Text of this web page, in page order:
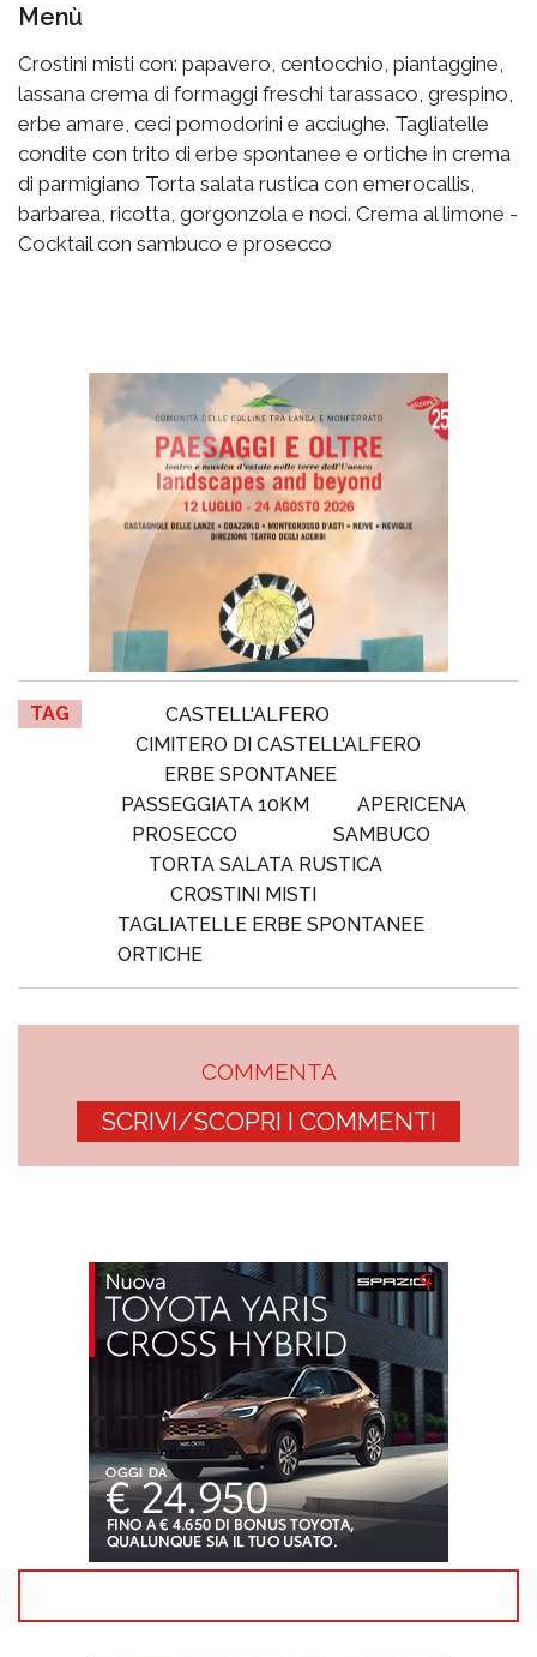
Menù
Crostini misti con: papavero, centocchio, piantaggine,
lassana crema di formaggi freschi tarassaco, grespino,
erbe amare, ceci pomodorini e acciughe. Tagliatelle
condite con trito di erbe spontanee е ortiche in crema
di parmigiano Torta salata rustica con emerocallis,
barbarea, ricotta, gorgonzola e noci. Crema al limone -
Cocktail con sambuco e prosecco
TAG
CASTELL'ALFERO
CIMITERO DI CASTELL'ALFERO
ERBE SPONTANEE
PASSEGGIATA 10KM
APERICENA
PROSECCO
SAMBUCO
TORTA SALATA RUSTICA
CROSTINI MISTI
TAGLIATELLE ERBE SPONTANEE
ORTICHE
COMMENTA
SCRIVI/SCOPRI I COMMENTI